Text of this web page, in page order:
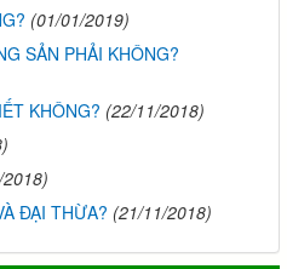
(01/01/2019)
SẢN PHẢI KHÔNG?
KHÔNG? (22/11/2018)
ĐẠI THỪA? (21/11/2018)